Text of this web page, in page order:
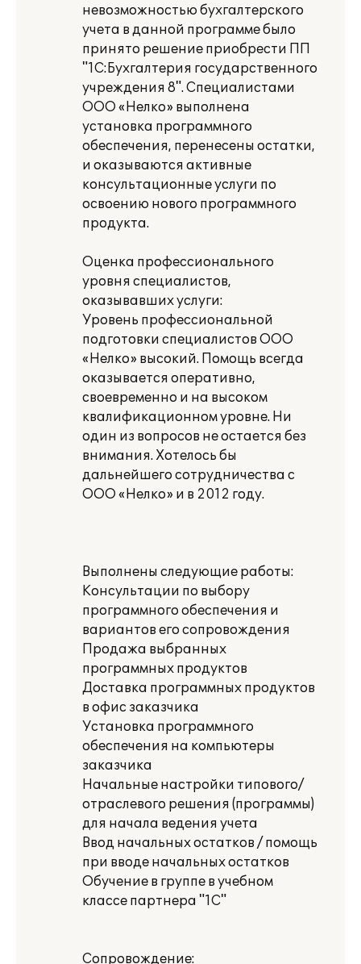
невозможностью бухгалтерского
учета в данной программе было
принято решение приобрести ПП
"1С:Бухгалтерия государственного
учреждения 8". Специалистами
ООО «Нелко» выполнена
установка программного
обеспечения, перенесены остатки,
и оказываются активные
консультационные услуги по
освоению нового программного
продукта.
Оценка профессионального
уровня специалистов,
оказывавших услуги:
Уровень профессиональной
подготовки специалистов ООО
«Нелко» высокий. Помощь всегда
оказывается оперативно,
своевременно и на высоком
квалификационном уровне. Ни
один из вопросов не остается без
внимания. Хотелось бы
дальнейшего сотрудничества с
ООО «Нелко» и в 2012 году.
Выполнены следующие работы:
Консультации по выбору
программного обеспечения и
вариантов его сопровождения
Продажа выбранных
программных продуктов
Доставка программных продуктов
в офис заказчика
Установка программного
обеспечения на компьютеры
заказчика
Начальные настройки типового/
отраслевого решения (программы)
для начала ведения учета
Ввод начальных остатков / помощь
при вводе начальных остатков
Обучение в группе в учебном
классе партнера "1С"
Сопровождение: